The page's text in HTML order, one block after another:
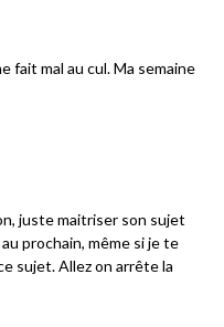
fait mal au cul. Ma semaine
juste maitriser son sujet
prochain, même si je te
sujet. Allez on arrête la